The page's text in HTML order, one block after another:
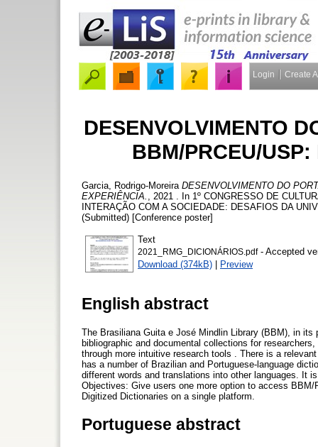
Login Create
DESENVOLVIMENTO
BBM/PRCEU/
Garcia, Rodrigo-Moreira DESENVOLVIMENTO DO
EXPERIÊNCIA.
, 2021 . In 1º CONGRESSO DE
INTERAÇÃO COM A SOCIEDADE: DESAFIOS DA
(Submitted) [Conference poster]
Text
2021_RMG_DICIONÁRIOS.pdf- Accepted
Download (374kB) | Preview
English abstract
The Brasiliana Guita e José Mindlin Library (BBM), in
bibliographic and documental collections for
through more intuitive research tools . There is a
has a number of Brazilian and Portuguese-language
different words and translations into other languages. It
Objectives: Give users one more option to access
Digitized Dictionaries on a single platform.
Portuguese abstract